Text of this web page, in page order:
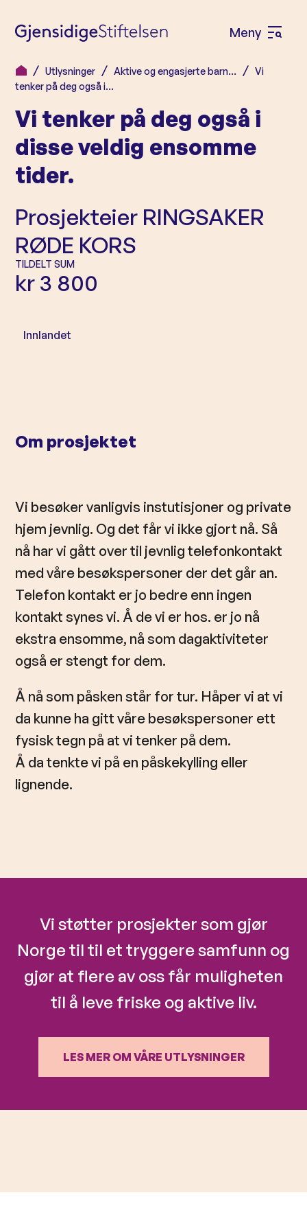
H
p
t
i
i
n
h
o
Meny
Å
m
e
Utlysninger Aktive og engasjerte barn…
Vi
tenker på deg også i…
Vi tenker på deg også i
disse veldig ensomme
tider.
Prosjekteier RINGSAKER
RØDE KORS
TILDELT SUM
kr 3 800
Innlandet
Om prosjektet
Vi besøker vanligvis instutisjoner og private
hjem jevnlig. Og det får vi ikke gjort nå. Så
nå har vi gått over til jevnlig telefonkontakt
med våre besøkspersoner der det går an.
Telefon kontakt er jo bedre enn ingen
kontakt synes vi. Å de vi er hos. er jo nå
ekstra ensomme, nå som dagaktiviteter
også er stengt for dem.
Å nå som påsken står for tur. Håper vi at vi
da kunne ha gitt våre besøkspersoner ett
fysisk tegn på at vi tenker på dem.
Å da tenkte vi på en påskekylling eller
lignende.
Vi støtter prosjekter som gjør
Norge til til et tryggere samfunn og
gjør at flere av oss får muligheten
til å leve friske og aktive liv.
LES MER OM VÅRE UTLYSNINGER